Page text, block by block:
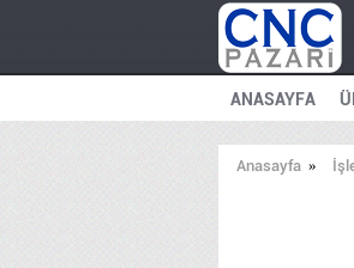
ANASAYFA
Anasayfa»